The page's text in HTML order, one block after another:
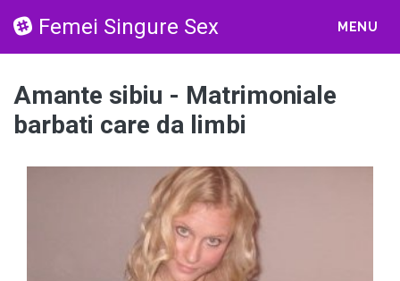
Femei Singure Sex MENU
Amante sibiu - Matrimoniale
barbati care da limbi